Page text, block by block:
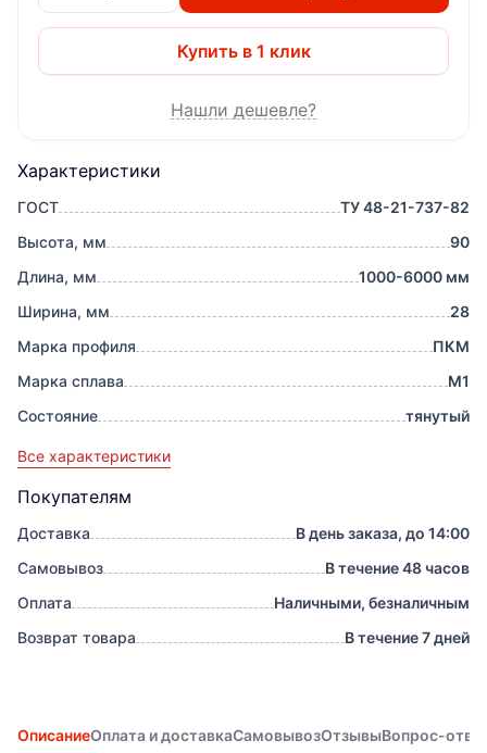
Характеристики
ГОСТ
ТУ 48-21-737-82
Высота, мм
90
Длина, мм
1000-6000 мм
Ширина, мм
28
Марка профиля
ПКМ
Марка сплава
М1
Состояние
тянутый
Все характеристики
Покупателям
Доставка
В день заказа, до 14:00
Самовывоз
В течение 48 часов
Оплата
Наличными, безналичным
Возврат товара
В течение 7 дней
Купить в 1 клик
Нашли дешевле?
ОписаниеОплата и доставкаСамовывозОтзывыВопрос-